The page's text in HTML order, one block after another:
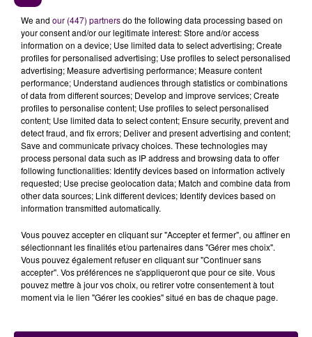
225 000 VISITEURS SUR LA SAISON
de la première saison. Un lieu de divertissement
familial dédié àla Normandiecomposé de cinq
quartiers historiques, qui représentent cinq grandes
périodes de l’histoire de notre région. Revenons au
225 000 personnes
We and our (447) partnersdo the following data processing based on
your consent and/or our legitimate interest: Store and/or access
information on a device; Use limited data to select advertising; Create
profiles for personalised advertising; Use profiles to select personalised
advertising; Measure advertising performance; Measure content
performance; Understand audiences through statistics or combinations
of data from different sources; Develop and improve services; Create
profiles to personalise content; Use profiles to select personalised
content; Use limited data to select content; Ensure security, prevent and
detect fraud, and fix errors; Deliver and present advertising and content;
Save and communicate privacy choices. These technologies may
process personal data such as IP address and browsing data to offer
following functionalities: Identify devices based on information actively
requested; Use precise geolocation data; Match and combine data from
other data sources; Link different devices; Identify devices based on
information transmitted automatically.
Vous pouvez accepter en cliquant sur "Accepter et fermer", ou affiner en
sélectionnant les finalités et/ou partenaires dans "Gérer mes choix".
Vous pouvez également refuser en cliquant sur "Continuer sans
accepter". Vos préférences ne s'appliqueront que pour ce site. Vous
pouvez mettre à jour vos choix, ou retirer votre consentement à tout
moment via le lien "Gérer les cookies" situé en bas de chaque page.